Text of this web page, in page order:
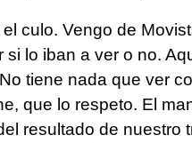
culo. Vengo de
si lo iban a ver o no.
tiene nada que ver
que lo respeto. El
resultado de nuestro